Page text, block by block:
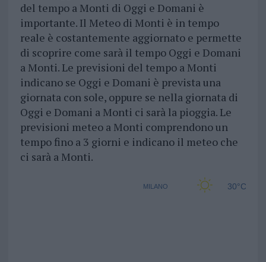
del tempo a Monti di Oggi e Domani è
importante. Il Meteo di Monti è in tempo
reale è costantemente aggiornato e permette
di scoprire come sarà il tempo Oggi e Domani
a Monti. Le previsioni del tempo a Monti
indicano se Oggi e Domani è prevista una
giornata con sole, oppure se nella giornata di
Oggi e Domani a Monti ci sarà la pioggia. Le
previsioni meteo a Monti comprendono un
tempo fino a 3 giorni e indicano il meteo che
ci sarà a Monti.